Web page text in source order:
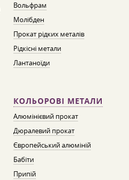
Вольфрам
Молібден
Прокат рідких металів
Рідкісні метали
Лантаноїди
КОЛЬОРОВІ МЕТАЛИ
Алюмінієвий прокат
Дюралевий прокат
Європейський алюміній
Бабіти
Припій